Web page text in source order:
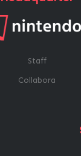
Staff
Collabora